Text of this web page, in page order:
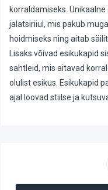
korraldamiseks.
jalatsiriiul, mis pakub
hoidmiseks ning aitab
Lisaks võivad esikukapid
sahtleid, mis aitavad
olulist esikus. Esikukapid
ajal loovad stiilse ja